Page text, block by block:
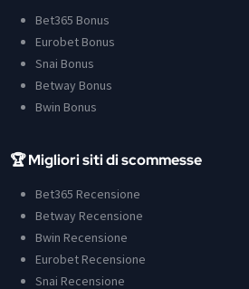
Bet365 Bonus
Eurobet Bonus
Snai Bonus
Betway Bonus
Bwin Bonus
🏆 Migliori siti di scommesse
Bet365 Recensione
Betway Recensione
Bwin Recensione
Eurobet Recensione
Snai Recensione